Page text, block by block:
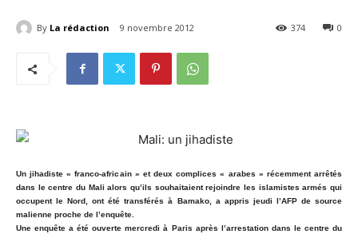
By La rédaction 9 novembre 2012 0
374
Un jihadiste « franco-africain » et deux complices « arabes » récemment arrêtés
dans le centre du Mali alors qu’ils souhaitaient rejoindre les islamistes armés qui
occupent le Nord, ont été transférés à Bamako, a appris jeudi l’AFP de source
malienne proche de l’enquête.
Une enquête a été ouverte mercredi à Paris après l’arrestation dans le centre du